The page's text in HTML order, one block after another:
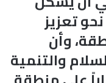
تعزيز
وأن
والتنمية